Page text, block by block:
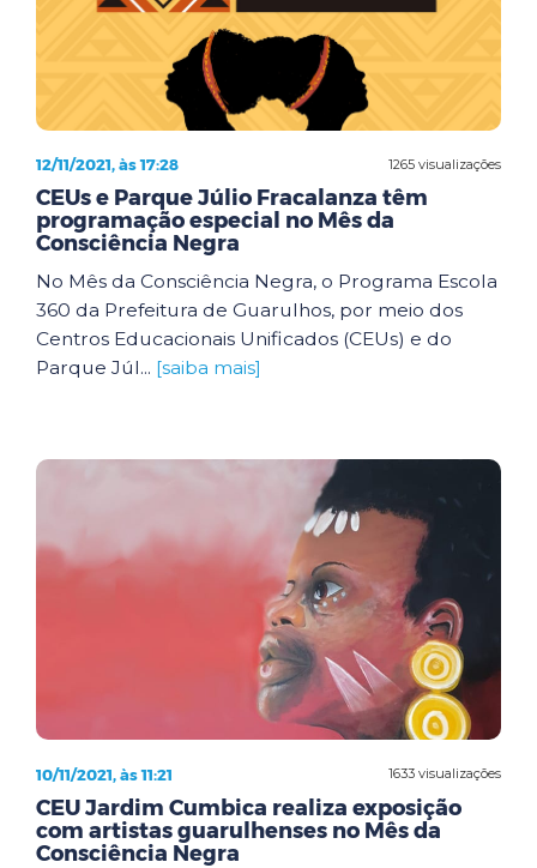
1265 visualizações
12/11/2021, às 17:28
CEUs e Parque Júlio Fracalanza têm
programação especial no Mês da
Consciência Negra
No Mês da Consciência Negra, o Programa Escola
360 da Prefeitura de Guarulhos, por meio dos
Centros Educacionais Unificados (CEUs) e do
Parque Júl... [saiba mais]
1633 visualizações
10/11/2021, às 11:21
CEU Jardim Cumbica realiza exposição
com artistas guarulhenses no Mês da
Consciência Negra